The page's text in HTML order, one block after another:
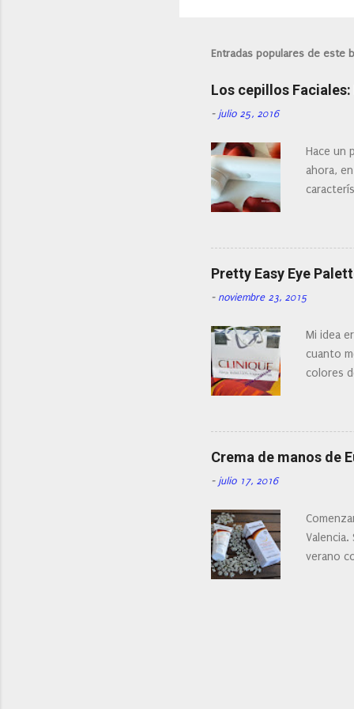
Entradas populares de este
Los cepillos
- julio 25, 2016
Hace un
ahora,
¿Cual
facial de
Pretty Easy Eye
- noviembre 23, 2015
Mi idea
cuanto
colores
Crema de manos de
- julio 17, 2016
verano